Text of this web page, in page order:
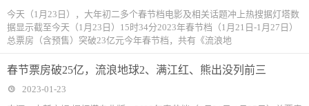
今天（1月23日），大年初二多个春节档电影及相关话题冲上热搜据灯塔数
据显示截至今天（1月23日）15时34分2023年春节档（1月21日-1月27日）
总票房（含预售）突破23亿元今年春节档，共有《流浪地
春节票房破25亿，流浪地球2、满江红、熊出没列前三
2023-01-23